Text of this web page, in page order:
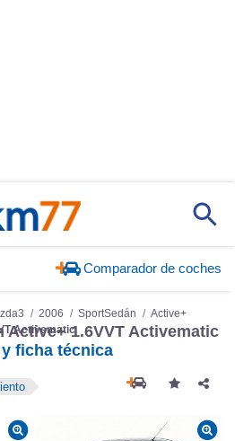
Comparador de coches
2006 SportSedán
Active+
Activematic
Active+ 1.6VVT Activematic
ficha técnica